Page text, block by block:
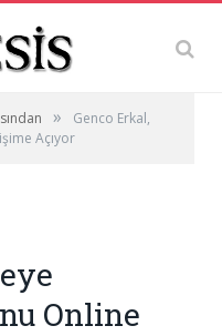
»
Genco Erkal,
Açıyor
Online